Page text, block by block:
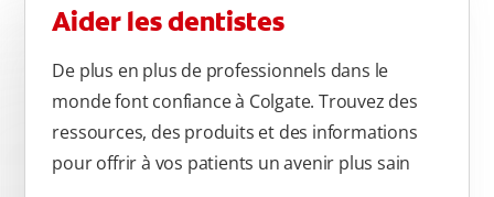
Aider les dentistes
De plus en plus de professionnels dans le
monde font confiance à Colgate. Trouvez des
ressources, des produits et des informations
pour offrir à vos patients un avenir plus sain